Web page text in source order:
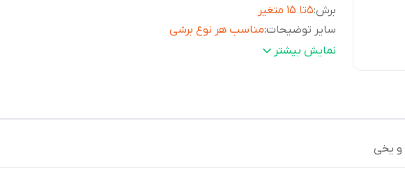
برش:5تا 15 متغیر
سایر توضیحات:مناسب هر نوع برشی
رویه:17 سانت
نمایش بیشتر
و یخی